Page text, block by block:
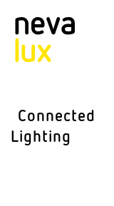
Connected
Lighting